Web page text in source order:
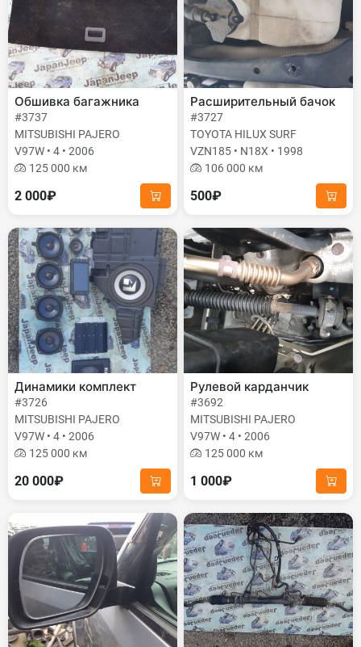
Обшивка багажника
#3737
MITSUBISHI PAJERO
V97W • 4 • 2006
125 000 км
2 000₽
Расширительный бачок
#3727
TOYOTA HILUX SURF
VZN185 • N18X • 1998
106 000 км
500₽
Динамики комплект
#3726
MITSUBISHI PAJERO
V97W • 4 • 2006
125 000 км
20 000₽
Рулевой карданчик
#3692
MITSUBISHI PAJERO
V97W • 4 • 2006
125 000 км
1 000₽